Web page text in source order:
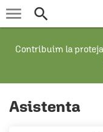
 
Contribuim la
Asistenta